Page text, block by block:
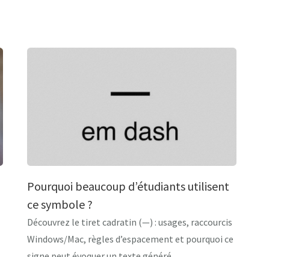
Pourquoi beaucoup d’étudiants utilisent
ce symbole ?
Découvrez le tiret cadratin (—) : usages, raccourcis
Windows/Mac, règles d’espacement et pourquoi ce